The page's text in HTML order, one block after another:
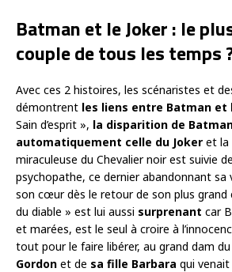
Batman et le Joker : le
couple de tous les temps
Avec ces 2 histoires, les scénaristes et
démontrent les liens entre Batman et
Sain d’esprit », la disparition de
automatiquement celle du Joker et la
miraculeuse du Chevalier noir est suivie
psychopathe, ce dernier abandonnant sa
son cœur dès le retour de son plus grand
du diable » est lui aussi surprenant car
et marées, est le seul à croire à
tout pour le faire libérer, au grand dam
Gordon et de sa fille Barbara qui venait